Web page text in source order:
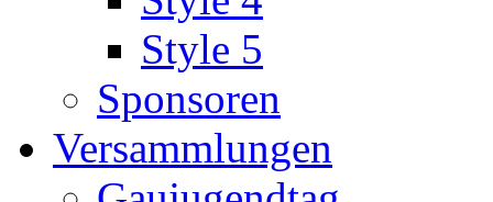
Style 5
Sponsoren
Versammlungen